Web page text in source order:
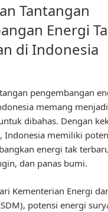
Tantangan
Energi
di Indonesia
pengembangan
memang
dibahas. Dengan
Indonesia memiliki
energi tak
dan panas bumi.
Kementerian Energi
potensi energi